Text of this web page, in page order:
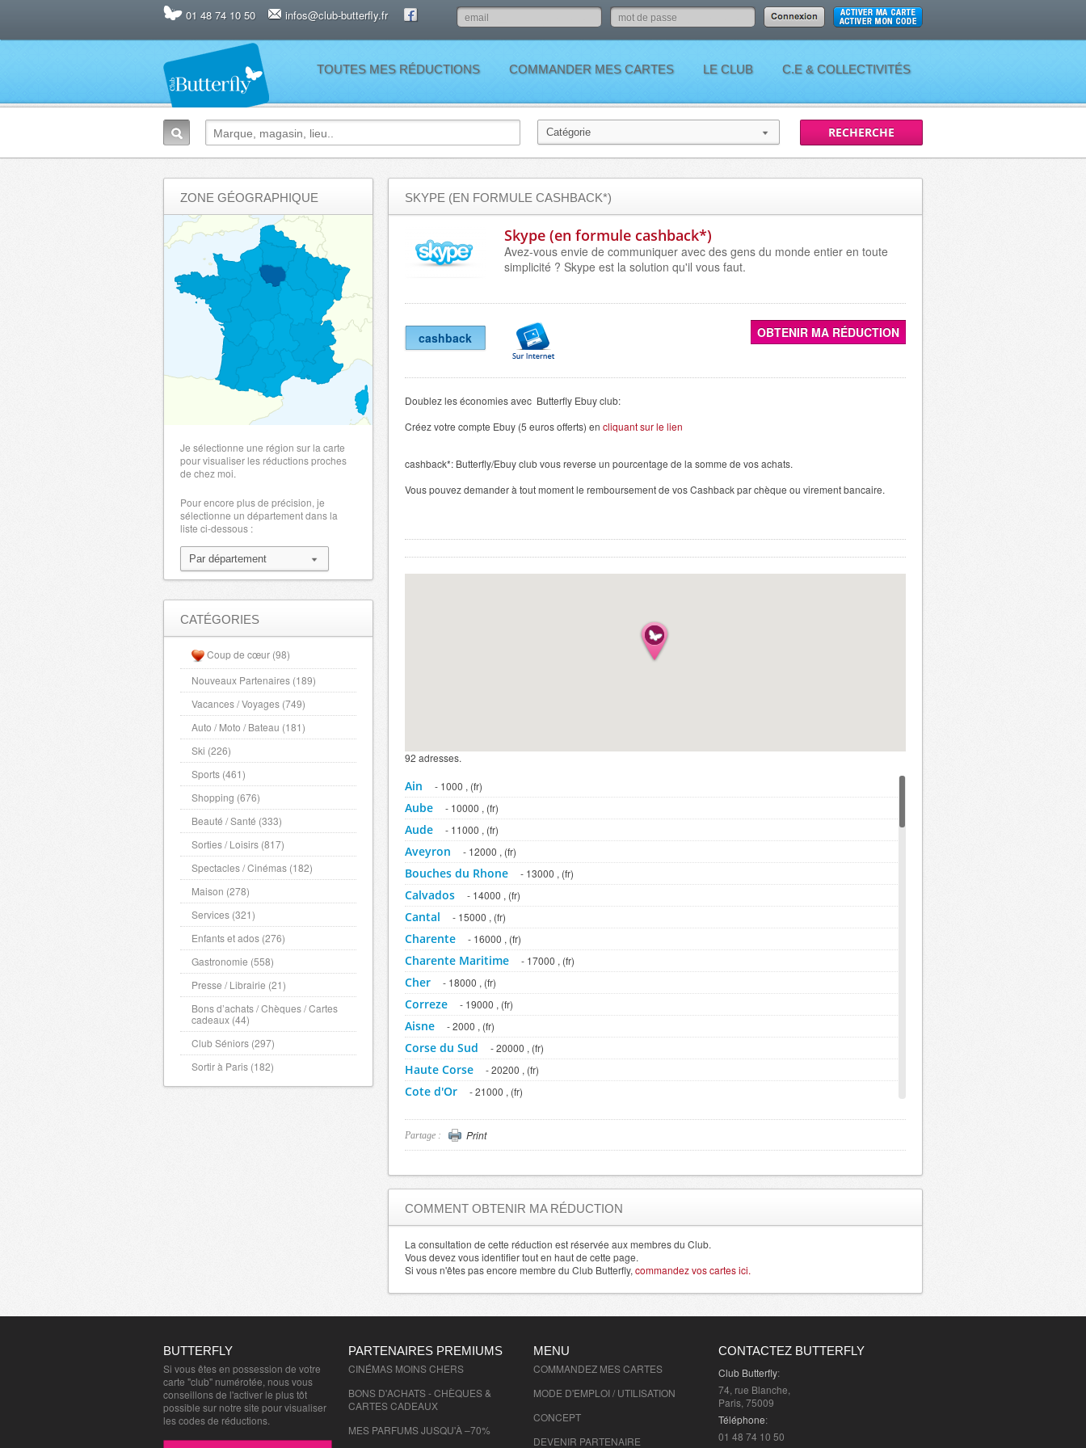
01 48 74 10 50 infos@club-butterfly.fr
TOUTES MES RÉDUCTIONS COMMANDER MES CARTES LE CLUB C.E & COLLECTIVITÉS
SKYPE (EN FORMULE CASHBACK*)
Skype (en formule cashback*)
Avez-vous envie de communiquer avec des gens du monde entier en toute
simplicité ? Skype est la solution qu'il vous faut.
cashback OBTENIR MA RÉDUCTION
Doublez les économies avec Butterfly Ebuy club:
Créez votre compte Ebuy (5 euros offerts) en cliquant sur le lien
cashback*: Butterfly/Ebuy club vous reverse un pourcentage de la somme de vos achats.
Vous pouvez demander à tout moment le remboursement de vos Cashback par chèque ou virement bancaire.
92 adresses.
Ain - 1000 , (fr)
Aube - 10000 , (fr)
Aude - 11000 , (fr)
Aveyron - 12000 , (fr)
Bouches du Rhone - 13000 , (fr)
Calvados - 14000 , (fr)
Cantal - 15000 , (fr)
Charente - 16000 , (fr)
Charente Maritime - 17000 , (fr)
Cher - 18000 , (fr)
Correze - 19000 , (fr)
Aisne - 2000 , (fr)
Corse du Sud - 20000 , (fr)
Haute Corse - 20200 , (fr)
Cote d'Or - 21000 , (fr)
Creuse - 23000 , (fr)
Doubs - 25000 , (fr)
Drome
Eure - 27000 , (fr)
Eure et Loir - 28000 , (fr)
Finistere - 29000 , (fr)
Gers - 32000 , (fr)
Gironde - 33000 , (fr)
Herault - 34000 , (fr)
- 35000 , (fr)
Partage : Print
COMMENT OBTENIR MA RÉDUCTION
La consultation de cette réduction est réservée aux membres du Club.
Vous devez vous identifier tout en haut de cette page.
Si vous n'êtes pas encore membre du Club Butterfly, commandez vos cartes ici.
ZONE GÉOGRAPHIQUE
Je sélectionne une région sur la carte
pour visualiser les réductions proches
de chez moi.
Pour encore plus de précision, je
sélectionne un département dans la
liste ci-dessous :
CATÉGORIES
Coup de cœur (98)
Nouveaux Partenaires (189)
Vacances / Voyages (749)
Auto / Moto / Bateau (181)
Ski (226)
Sports (461)
Shopping (676)
Beauté / Santé (333)
Sorties / Loisirs (817)
Spectacles / Cinémas (182)
Maison (278)
Services (321)
Enfants et ados (276)
Gastronomie (558)
Presse / Librairie (21)
Bons d’achats / Chèques / Cartes
cadeaux (44)
Club Séniors (297)
Sortir à Paris (182)
BUTTERFLY
Si vous êtes en possession de votre
carte "club" numérotée, nous vous
conseillons de l'activer le plus tôt
possible sur notre site pour visualiser
les codes de réductions.
PARTENAIRES PREMIUMS
CINÉMAS MOINS CHERS
BONS D'ACHATS - CHÈQUES &
CARTES CADEAUX
MES PARFUMS JUSQU'À –70%
MENU
COMMANDEZ MES CARTES
MODE D'EMPLOI / UTILISATION
CONCEPT
DEVENIR PARTENAIRE
CONTACTEZ BUTTERFLY
Club Butterfly:
74, rue Blanche,
Paris, 75009
Téléphone:
01 48 74 10 50